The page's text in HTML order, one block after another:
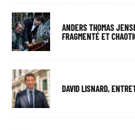
ANDERS THOMAS
FRAGMENTÉ ET
DAVID LISNARD,